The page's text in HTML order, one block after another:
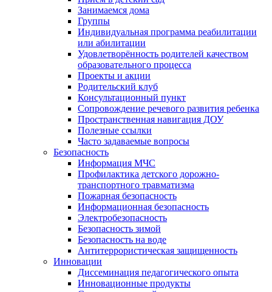
Занимаемся дома
Группы
Индивидуальная программа реабилитации
или абилитации
Удовлетворённость родителей качеством
образовательного процесса
Проекты и акции
Родительский клуб
Консультационный пункт
Сопровождение речевого развития ребенка
Пространственная навигация ДОУ
Полезные ссылки
Часто задаваемые вопросы
Безопасность
Информация МЧС
Профилактика детского дорожно-
транспортного травматизма
Пожарная безопасность
Информационная безопасность
Электробезопасность
Безопасность зимой
Безопасность на воде
Антитеррористическая защищенность
Инновации
Диссеминация педагогического опыта
Инновационные продукты